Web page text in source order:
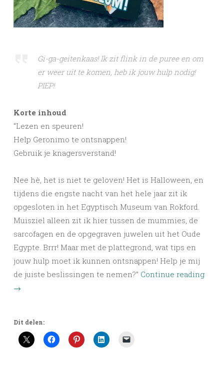
Gi-ga-geitenkaas! Ik zit flink in de puree en om
er weer uit te komen, heb ik jouw hulp nodig!
PIEP!
Korte inhoud
“Lezen en speuren!
Help Geronimo te ontsnappen!
Gebruik je knagersverstand!
Nee hè, het is niet te geloven! Het is Halloween, en
tijdens die engste nacht van het hele jaar zit ik
opgesloten in het Egyptisch Museum van Rokford.
Muisziel alleen zit ik hier tussen de mummies, de
sarcofagen en de opgegraven juwelen uit het Oude
Egypte. Brrr! Maar met de plattegrond, wat tips en
jouw hulp moet ik kunnen ontsnappen! Help je mij
de juiste beslissingen te nemen?” Continue reading
→
Dit delen: